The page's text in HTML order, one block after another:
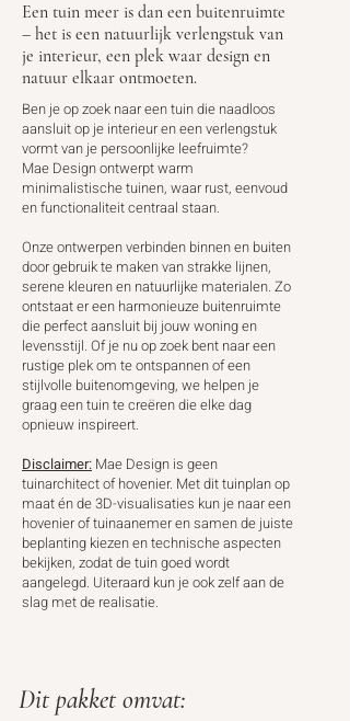
Een tuin meer is dan een buitenruimte
– het is een natuurlijk verlengstuk van
je interieur, een plek waar design en
natuur elkaar ontmoeten.
Ben je op zoek naar een tuin die naadloos
aansluit op je interieur en een verlengstuk
vormt van je persoonlijke leefruimte?
Mae Design ontwerpt warm
minimalistische tuinen, waar rust, eenvoud
en functionaliteit centraal staan.
Onze ontwerpen verbinden binnen en buiten
door gebruik te maken van strakke lijnen,
serene kleuren en natuurlijke materialen. Zo
ontstaat er een harmonieuze buitenruimte
die perfect aansluit bij jouw woning en
levensstijl. Of je nu op zoek bent naar een
rustige plek om te ontspannen of een
stijlvolle buitenomgeving, we helpen je
graag een tuin te creëren die elke dag
opnieuw inspireert.
Disclaimer: Mae Design is geen
tuinarchitect of hovenier. Met dit tuinplan op
maat én de 3D-visualisaties kun je naar een
hovenier of tuinaanemer en samen de juiste
beplanting kiezen en technische aspecten
bekijken, zodat de tuin goed wordt
aangelegd. Uiteraard kun je ook zelf aan de
slag met de realisatie.
Dit pakket omvat: